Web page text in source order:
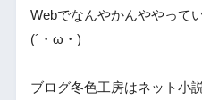
Webでなんやかんややって
(´・ω・)
ブログ冬色工房はネット小